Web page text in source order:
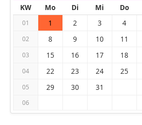
KW
Mo Di Mi Do
01 1 2 3 4
02 8 9 10 11
03 15 16 17 18
04 22 23 24 25
05 29 30 31
06